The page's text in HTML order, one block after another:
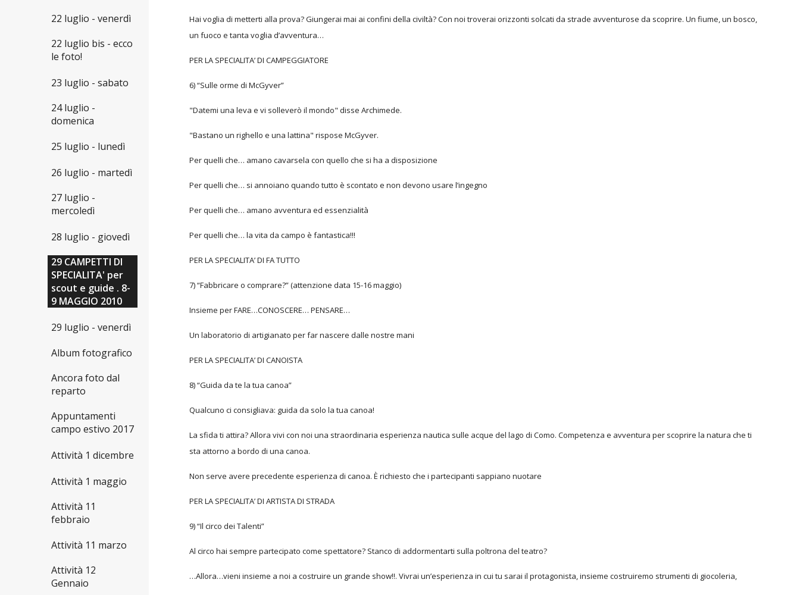
22 luglio - venerdì
22 luglio bis - ecco
le foto!
23 luglio - sabato
24 luglio -
domenica
25 luglio - lunedì
26 luglio - martedì
27 luglio -
mercoledì
28 luglio - giovedì
29 CAMPETTI DI
SPECIALITA' per
scout e guide . 8-
9 MAGGIO 2010
29 luglio - venerdì
Album fotografico
Ancora foto dal
reparto
Appuntamenti
campo estivo 2017
Attività 1 dicembre
Attività 1 maggio
Attività 11
febbraio
Attività 11 marzo
Attività 12
Gennaio
Hai voglia di metterti alla prova? Giungerai mai ai confini della civiltà? Con noi troverai orizzonti solcati da strade avventurose da scoprire. Un fiume, un bosco,
un fuoco e tanta voglia d’avventura…
PER LA SPECIALITA’ DI CAMPEGGIATORE
6) “Sulle orme di McGyver”
"Datemi una leva e vi solleverò il mondo" disse Archimede.
"Bastano un righello e una lattina" rispose McGyver.
Per quelli che… amano cavarsela con quello che si ha a disposizione
Per quelli che… si annoiano quando tutto è scontato e non devono usare l’ingegno
Per quelli che… amano avventura ed essenzialità
Per quelli che… la vita da campo è fantastica!!!
PER LA SPECIALITA’ DI FA TUTTO
7) “Fabbricare o comprare?” (attenzione data 15-16 maggio)
Insieme per FARE…CONOSCERE… PENSARE…
Un laboratorio di artigianato per far nascere dalle nostre mani
PER LA SPECIALITA’ DI CANOISTA
8) “Guida da te la tua canoa”
Qualcuno ci consigliava: guida da solo la tua canoa!
La sfida ti attira? Allora vivi con noi una straordinaria esperienza nautica sulle acque del lago di Como. Competenza e avventura per scoprire la natura che ti
sta attorno a bordo di una canoa.
Non serve avere precedente esperienza di canoa. È richiesto che i partecipanti sappiano nuotare
PER LA SPECIALITA’ DI ARTISTA DI STRADA
9) “Il circo dei Talenti”
Al circo hai sempre partecipato come spettatore? Stanco di addormentarti sulla poltrona del teatro?
…Allora…vieni insieme a noi a costruire un grande show!!. Vivrai un’esperienza in cui tu sarai il protagonista, insieme costruiremo strumenti di giocoleria,